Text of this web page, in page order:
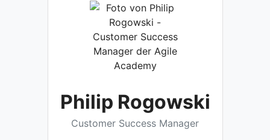
Philip Rogowski
Customer Success Manager